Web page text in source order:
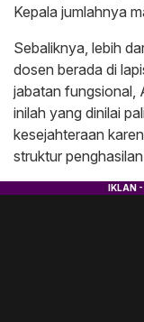
Kepala jumlahnya
Sebaliknya, lebih
dosen berada di
jabatan fungsional,
inilah yang dinilai
kesejahteraan
struktur